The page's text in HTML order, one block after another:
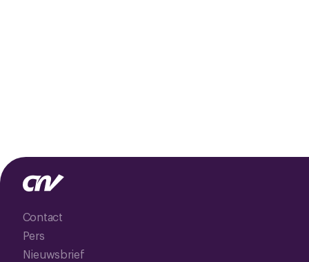
Contact
Pers
Nieuwsbrief